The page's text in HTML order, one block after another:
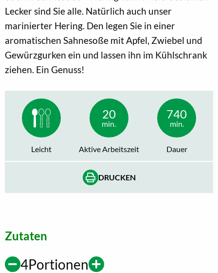
Lecker sind Sie alle. Natürlich auch unser
marinierter Hering. Den legen Sie in einer
aromatischen Sahnesoße mit Apfel, Zwiebel und
Gewürzgurken ein und lassen ihn im Kühlschrank
ziehen. Ein Genuss!
Leicht
20
min.
Aktive Arbeitszeit
740
min.
Dauer
DRUCKEN
Zutaten
4Portionen